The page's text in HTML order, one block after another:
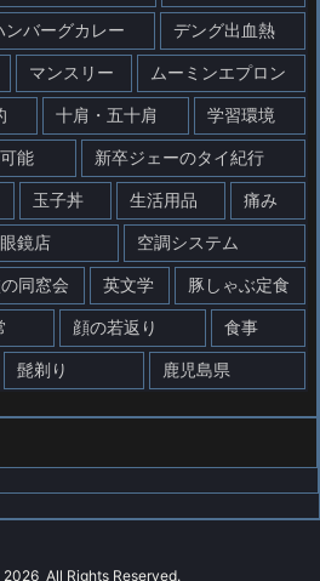
ンバーグカレー デング出血熱
マンスリー ムーミンエプロン
十肩・五十肩 学習環境
能 新卒ジェーのタイ紀行
玉子丼 生活用品 痛み
眼鏡店 空調システム
同窓会 英文学 豚しゃぶ定食
顔の若返り 食事
髭剃り 鹿児島県
2026 All Rights Reserved.